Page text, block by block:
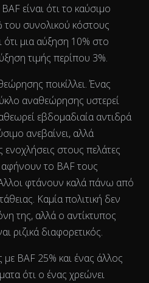
είναι ότι το καύσιμο
του συνολικού κόστους
μια αύξηση 10% στο
τιμής περίπου 3%.
ποικίλλει. Ένας
αναθεώρησης υστερεί
εβδομαδιαία αντιδρά
ανεβαίνει, αλλά
ενοχλήσεις στους πελάτες
αφήνουν το BAF τους
φτάνουν καλά πάνω από
Καμία πολιτική δεν
της, αλλά ο αντίκτυπος
ριζικά διαφορετικός.
BAF 25% και ένας άλλος
ότι ο ένας χρεώνει